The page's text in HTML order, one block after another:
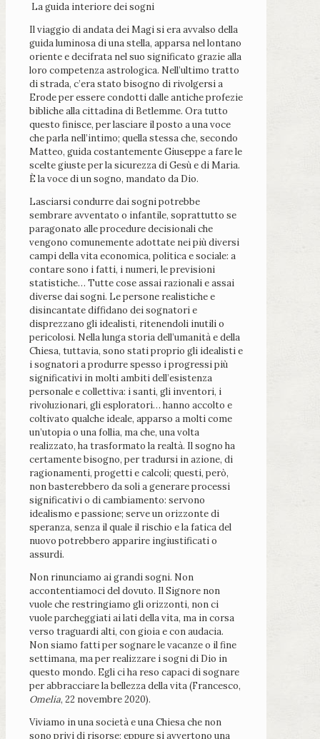
La guida interiore dei sogni
Il viaggio di andata dei Magi si era avvalso della
guida luminosa di una stella, apparsa nel lontano
oriente e decifrata nel suo significato grazie alla
loro competenza astrologica. Nell’ultimo tratto
di strada, c’era stato bisogno di rivolgersi a
Erode per essere condotti dalle antiche profezie
bibliche alla cittadina di Betlemme. Ora tutto
questo finisce, per lasciare il posto a una voce
che parla nell’intimo; quella stessa che, secondo
Matteo, guida costantemente Giuseppe a fare le
scelte giuste per la sicurezza di Gesù e di Maria.
È la voce di un sogno, mandato da Dio.
Lasciarsi condurre dai sogni potrebbe
sembrare avventato o infantile, soprattutto se
paragonato alle procedure decisionali che
vengono comunemente adottate nei più diversi
campi della vita economica, politica e sociale: a
contare sono i fatti, i numeri, le previsioni
statistiche… Tutte cose assai razionali e assai
diverse dai sogni. Le persone realistiche e
disincantate diffidano dei sognatori e
disprezzano gli idealisti, ritenendoli inutili o
pericolosi. Nella lunga storia dell’umanità e della
Chiesa, tuttavia, sono stati proprio gli idealisti e
i sognatori a produrre spesso i progressi più
significativi in molti ambiti dell’esistenza
personale e collettiva: i santi, gli inventori, i
rivoluzionari, gli esploratori… hanno accolto e
coltivato qualche ideale, apparso a molti come
un’utopia o una follia, ma che, una volta
realizzato, ha trasformato la realtà. Il sogno ha
certamente bisogno, per tradursi in azione, di
ragionamenti, progetti e calcoli; questi, però,
non basterebbero da soli a generare processi
significativi o di cambiamento: servono
idealismo e passione; serve un orizzonte di
speranza, senza il quale il rischio e la fatica del
nuovo potrebbero apparire ingiustificati o
assurdi.
Non rinunciamo ai grandi sogni. Non
accontentiamoci del dovuto. Il Signore non
vuole che restringiamo gli orizzonti, non ci
vuole parcheggiati ai lati della vita, ma in corsa
verso traguardi alti, con gioia e con audacia.
Non siamo fatti per sognare le vacanze o il fine
settimana, ma per realizzare i sogni di Dio in
questo mondo. Egli ci ha reso capaci di sognare
per abbracciare la bellezza della vita (Francesco,
Omelia, 22 novembre 2020).
Viviamo in una società e una Chiesa che non
sono privi di risorse; eppure si avvertono una